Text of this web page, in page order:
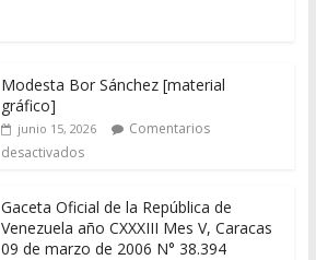
Modesta Bor Sánchez [material
gráfico]
junio 15, 2026
Comentarios
desactivados
Gaceta Oficial de la República de
Venezuela año CXXXIII Mes V, Caracas
09 de marzo de 2006 N° 38.394